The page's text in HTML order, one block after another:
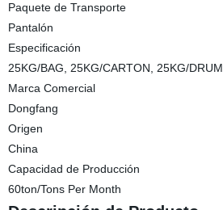
Paquete de Transporte
Pantalón
Especificación
25KG/BAG, 25KG/CARTON, 25KG/DRUM
Marca Comercial
Dongfang
Origen
China
Capacidad de Producción
60ton/Tons Per Month